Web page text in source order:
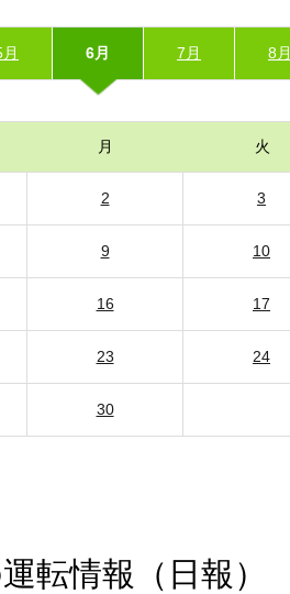
6月 7月 8月
月 火
2 3
9 10
16 17
23 24
30
転情報（日報）